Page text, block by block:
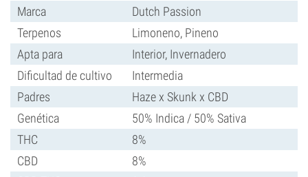
Marca
Dutch Passion
Terpenos
Limoneno, Pineno
Apta para
Interior, Invernadero
Dificultad de cultivo
Intermedia
Padres
Haze x Skunk x CBD
Genética
50% Indica / 50% Sativa
THC
8%
CBD
8%